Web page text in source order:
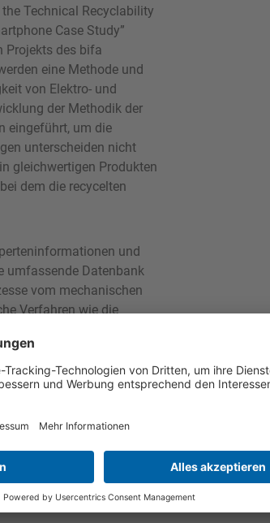
Technical Recyclability
Case Study”
Projekts des bifa
eine Methode und
von Elektro- und
der Methodik der
eingeführt, um die
unterscheiden nicht
gleichwertigen Produkten
dem die recycelten
und
umfassende Datenbank
vom mechanischen
Verfahren wie die
dem Recycling von
in Elektronikprodukten.
Smartphone evaluiert.
die mechanische
haben. Diese
und der Methodik sowie
und Elektronikgeräten.